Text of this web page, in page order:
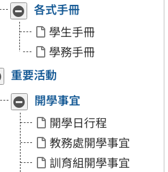
收
合
「各
手
冊」
展
開
「各
手
冊」
各式手冊
學生手冊
學務手冊
收
合
「重
要
動」
展
開
「重
要
動」
重要活動
收
合
「開
事
宜」
展
開
「開
事
宜」
開學事宜
開學日行程
教務處開學事宜
訓育組開學事宜